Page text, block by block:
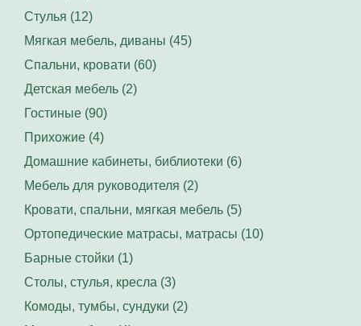
Стулья (12)
Мягкая мебель, диваны (45)
Спальни, кровати (60)
Детская мебель (2)
Гостиные (90)
Прихожие (4)
Домашние кабинеты, библиотеки (6)
Мебель для руководителя (2)
Кровати, спальни, мягкая мебель (5)
Ортопедические матрасы, матрасы (10)
Барные стойки (1)
Столы, стулья, кресла (3)
Комоды, тумбы, сундуки (2)